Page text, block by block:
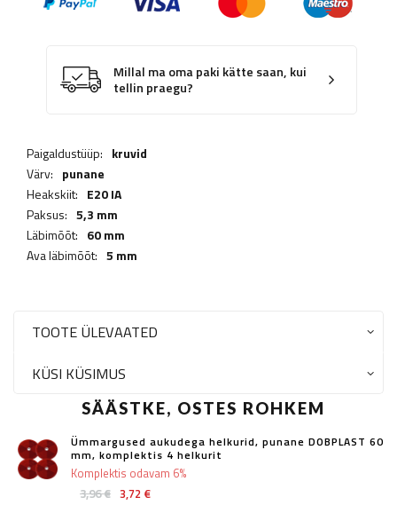
Millal ma oma paki kätte saan, kui
tellin praegu?
Paigaldustüüp: kruvid
Värv: punane
Heakskiit: E20 IA
Paksus: 5,3 mm
Läbimõõt: 60 mm
Ava läbimõõt: 5 mm
TOOTE ÜLEVAATED
KÜSI KÜSIMUS
SÄÄSTKE, OSTES ROHKEM
Ümmargused aukudega helkurid, punane DOBPLAST 60
mm, komplektis 4 helkurit
3,96 € 3,72 €
Komplektis odavam 6%